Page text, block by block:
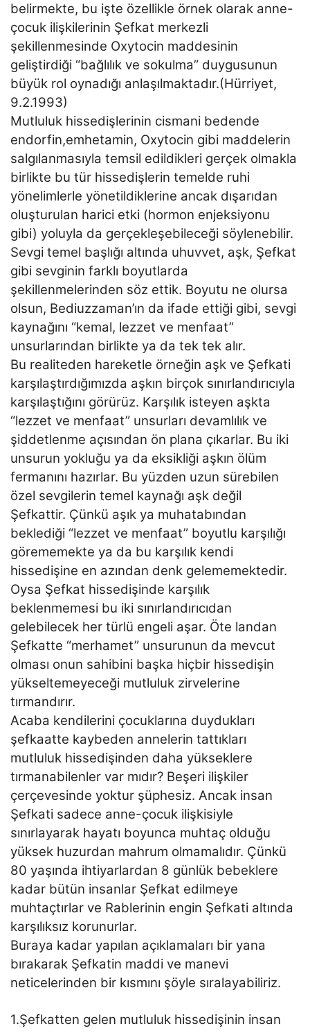
belirmekte, bu işte özellikle örnek olarak anne-
çocuk ilişkilerinin Şefkat merkezli
şekillenmesinde Oxytocin maddesinin
geliştirdiği “bağlılık ve sokulma” duygusunun
büyük rol oynadığı anlaşılmaktadır.(Hürriyet,
9.2.1993)
Mutluluk hissedişlerinin cismani bedende
endorfin,emhetamin, Oxytocin gibi maddelerin
salgılanmasıyla temsil edildikleri gerçek olmakla
birlikte bu tür hissedişlerin temelde ruhi
yönelimlerle yönetildiklerine ancak dışarıdan
oluşturulan harici etki (hormon enjeksiyonu
gibi) yoluyla da gerçekleşebileceği söylenebilir.
Sevgi temel başlığı altında uhuvvet, aşk, Şefkat
gibi sevginin farklı boyutlarda
şekillenmelerinden söz ettik. Boyutu ne olursa
olsun, Bediuzzaman’ın da ifade ettiği gibi, sevgi
kaynağını “kemal, lezzet ve menfaat”
unsurlarından birlikte ya da tek tek alır.
Bu realiteden hareketle örneğin aşk ve Şefkati
karşılaştırdığımızda aşkın birçok sınırlandırıcıyla
karşılaştığını görürüz. Karşılık isteyen aşkta
“lezzet ve menfaat” unsurları devamlılık ve
şiddetlenme açısından ön plana çıkarlar. Bu iki
unsurun yokluğu ya da eksikliği aşkın ölüm
fermanını hazırlar. Bu yüzden uzun sürebilen
özel sevgilerin temel kaynağı aşk değil
Şefkattir. Çünkü aşık ya muhatabından
beklediği “lezzet ve menfaat” boyutlu karşılığı
görememekte ya da bu karşılık kendi
hissedişine en azından denk gelememektedir.
Oysa Şefkat hissedişinde karşılık
beklenmemesi bu iki sınırlandırıcıdan
gelebilecek her türlü engeli aşar. Öte landan
Şefkatte “merhamet” unsurunun da mevcut
olması onun sahibini başka hiçbir hissedişin
yükseltemeyeceği mutluluk zirvelerine
tırmandırır.
Acaba kendilerini çocuklarına duydukları
şefkaatte kaybeden annelerin tattıkları
mutluluk hissedişinden daha yükseklere
tırmanabilenler var mıdır? Beşeri ilişkiler
çerçevesinde yoktur şüphesiz. Ancak insan
Şefkati sadece anne-çocuk ilişkisiyle
sınırlayarak hayatı boyunca muhtaç olduğu
yüksek huzurdan mahrum olmamalıdır. Çünkü
80 yaşında ihtiyarlardan 8 günlük bebeklere
kadar bütün insanlar Şefkat edilmeye
muhtaçtırlar ve Rablerinin engin Şefkati altında
karşılıksız korunurlar.
Buraya kadar yapılan açıklamaları bir yana
bırakarak Şefkatin maddi ve manevi
neticelerinden bir kısmını şöyle sıralayabiliriz.
1.Şefkatten gelen mutluluk hissedişinin insan